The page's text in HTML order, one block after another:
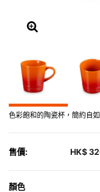
色彩飽和的陶瓷杯，簡約自
售價: HK$
顏色